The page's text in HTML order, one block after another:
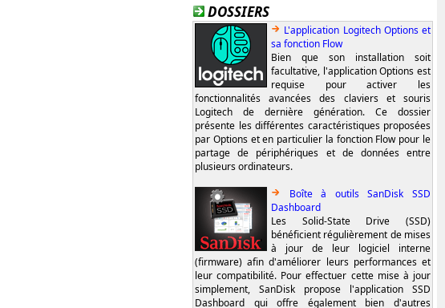
DOSSIERS
L'application Logitech Options et
sa fonction Flow
Bien que son installation soit
facultative, l'application Options est
requise pour activer les
fonctionnalités avancées des claviers et souris
Logitech de dernière génération. Ce dossier
présente les différentes caractéristiques proposées
par Options et en particulier la fonction Flow pour le
partage de périphériques et de données entre
plusieurs ordinateurs.
Boîte à outils SanDisk SSD
Dashboard
Les Solid-State Drive (SSD)
bénéficient régulièrement de mises
à jour de leur logiciel interne
(firmware) afin d'améliorer leurs performances et
leur compatibilité. Pour effectuer cette mise à jour
simplement, SanDisk propose l'application SSD
Dashboard qui offre également bien d'autres